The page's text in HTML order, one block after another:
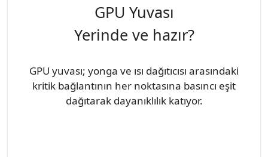
GPU Yuvası
Yerinde ve hazır?
GPU yuvası; yonga ve ısı dağıtıcısı arasındaki
kritik bağlantının her noktasına basıncı eşit
dağıtarak dayanıklılık katıyor.